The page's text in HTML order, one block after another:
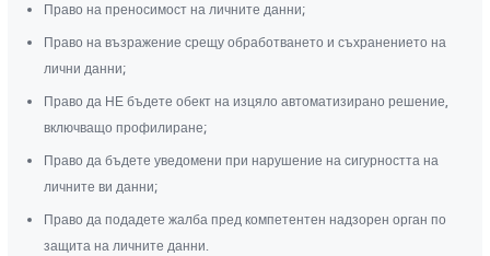
Право на преносимост на личните данни;
Право на възражение срещу обработването и съхранението на
лични данни;
Право да НЕ бъдете обект на изцяло автоматизирано решение,
включващо профилиране;
Право да бъдете уведомени при нарушение на сигурността на
личните ви данни;
Право да подадете жалба пред компетентен надзорен орган по
защита на личните данни.